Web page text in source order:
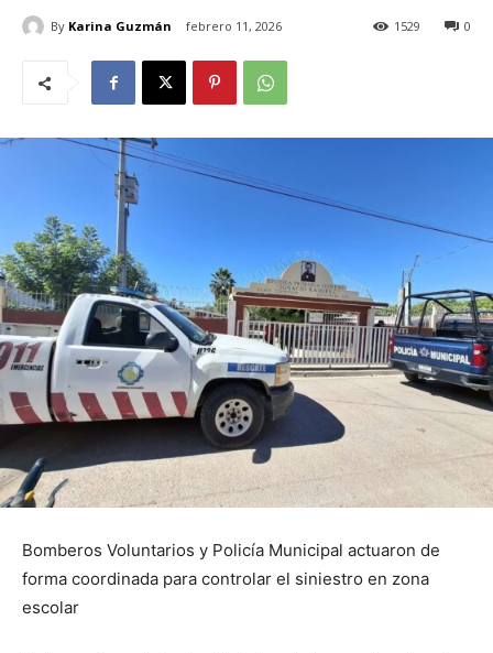
By Karina Guzmán febrero 11, 2026 0
1529
Bomberos Voluntarios y Policía Municipal actuaron de
forma coordinada para controlar el siniestro en zona
escolar